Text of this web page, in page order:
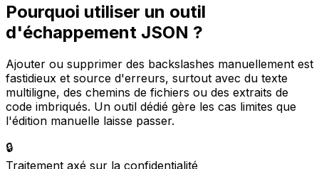
Pourquoi utiliser un outil
d'échappement JSON ?
Ajouter ou supprimer des backslashes manuellement est
fastidieux et source d'erreurs, surtout avec du texte
multiligne, des chemins de fichiers ou des extraits de
code imbriqués. Un outil dédié gère les cas limites que
l'édition manuelle laisse passer.
🔒
Traitement axé sur la confidentialité